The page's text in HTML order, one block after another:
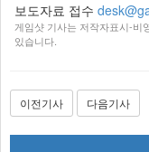
보도자료 접수
게임샷 기사는 저작자표시-비
있습니다.
이전기사 다음기사